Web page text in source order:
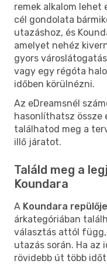
remek alkalom lehet
cél gondolata
utazáshoz, és
amelyet nehéz
gyors
vagy egy régóta
időben körülnézni.
Az eDreamsnél
hasonlíthatsz össze
találhatod meg a
illő járatot.
Találd meg a
Koundara
A Koundara
árkategóriában
választás attól
utazás során. Ha az
rövidebb út több